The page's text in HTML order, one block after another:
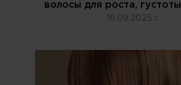
волосы для роста,
16.09.2025 г.